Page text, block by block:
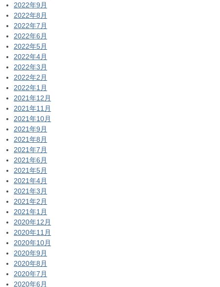
2022年9月
2022年8月
2022年7月
2022年6月
2022年5月
2022年4月
2022年3月
2022年2月
2022年1月
2021年12月
2021年11月
2021年10月
2021年9月
2021年8月
2021年7月
2021年6月
2021年5月
2021年4月
2021年3月
2021年2月
2021年1月
2020年12月
2020年11月
2020年10月
2020年9月
2020年8月
2020年7月
2020年6月